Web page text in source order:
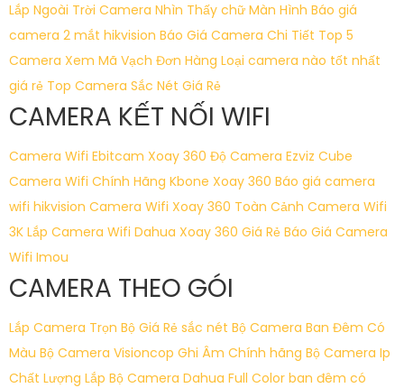
Lắp Ngoài Trời Camera Nhìn Thấy chữ Màn Hình Báo giá
camera 2 mắt hikvision Báo Giá Camera Chi Tiết Top 5
Camera Xem Mã Vạch Đơn Hàng Loại camera nào tốt nhất
giá rẻ Top Camera Sắc Nét Giá Rẻ
CAMERA KẾT NỐI WIFI
Camera Wifi Ebitcam Xoay 360 Độ Camera Ezviz Cube
Camera Wifi Chính Hãng Kbone Xoay 360 Báo giá camera
wifi hikvision Camera Wifi Xoay 360 Toàn Cảnh Camera Wifi
3K Lắp Camera Wifi Dahua Xoay 360 Giá Rẻ Báo Giá Camera
Wifi Imou
CAMERA THEO GÓI
Lắp Camera Trọn Bộ Giá Rẻ sắc nét Bộ Camera Ban Đêm Có
Màu Bộ Camera Visioncop Ghi Âm Chính hãng Bộ Camera Ip
Chất Lượng Lắp Bộ Camera Dahua Full Color ban đêm có